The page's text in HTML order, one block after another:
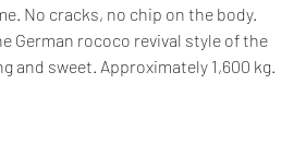
No cracks, no chip on the body.
German rococo revival style of the
and sweet. Approximately 1,600 kg.